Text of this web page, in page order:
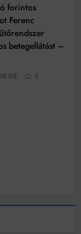
forintos
Ferenc
betegellátást –
0